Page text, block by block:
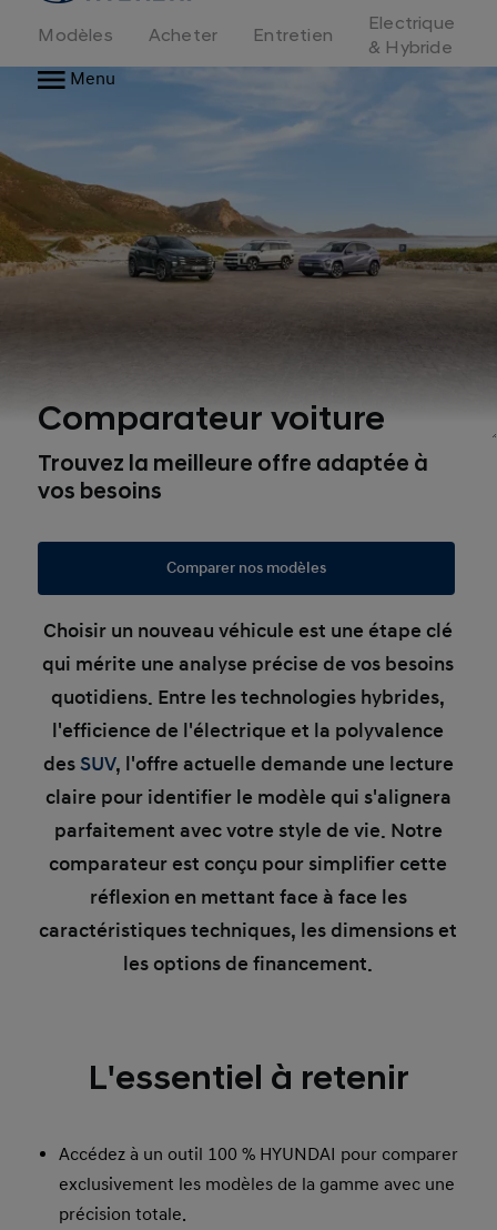
d'accueil
Modèles Acheter Entretien
Electrique
& Hybride
Menu
Comparateur voiture
Trouvez la meilleure offre adaptée à
vos besoins
Comparer nos modèles
Choisir un nouveau véhicule est une étape clé
qui mérite une analyse précise de vos besoins
quotidiens. Entre les technologies hybrides,
l'efficience de l'électrique et la polyvalence
desSUV, l'offre actuelle demande une lecture
claire pour identifier le modèle qui s'alignera
parfaitement avec votre style de vie. Notre
comparateur est conçu pour simplifier cette
réflexion en mettant face à face les
caractéristiques techniques, les dimensions et
les options de financement.
L'essentiel à retenir
Accédez à un outil 100 % HYUNDAI pour comparer
exclusivement les modèles de la gamme avec une
précision totale.